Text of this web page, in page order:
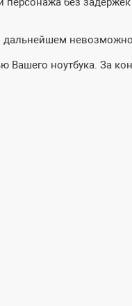
дальнейшем
Вашего ноутбука. За